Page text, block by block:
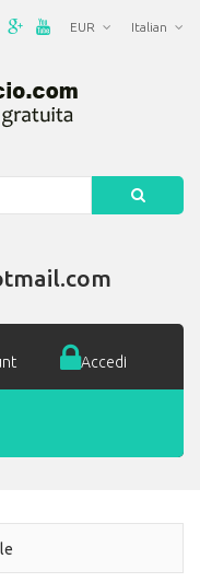
Italian
EUR
Accedi